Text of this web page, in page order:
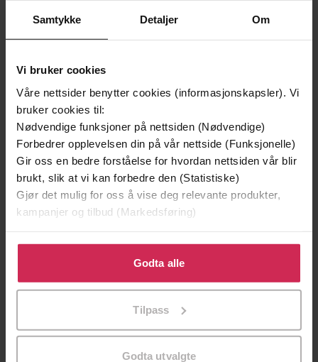
Samtykke Detaljer Om
Vi bruker cookies
Våre nettsider benytter cookies (informasjonskapsler). Vi
bruker cookies til:
Nødvendige funksjoner på nettsiden (Nødvendige)
Forbedrer opplevelsen din på vår nettside (Funksjonelle)
Gir oss en bedre forståelse for hvordan nettsiden vår blir
brukt, slik at vi kan forbedre den (Statistiske)
Gjør det mulig for oss å vise deg relevante produkter,
kampanjer og tilbud (Markedsføring)
Klikk på «Godta alle» for å gi oss ditt samtykke til å
bruke cookies for alle disse formålene. Du kan også
tilpasse ditt samtykke til spesifikke formål ved å klikke
Godta alle
Tilpass
Godta utvalgte
218,-
Skråpånatta
EBOK
229,-
Svøm med dem som
EBOK
Edgar Burås(forfatter)
Cappelen Damm